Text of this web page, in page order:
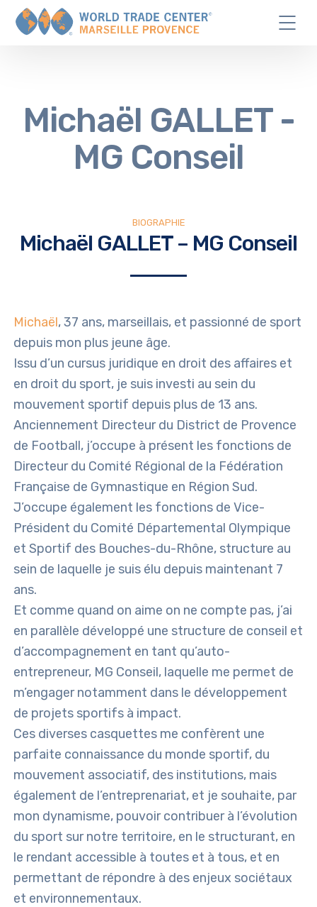
Michaël GALLET -
MG Conseil
BIOGRAPHIE
Michaël GALLET – MG Conseil
Michaël, 37 ans, marseillais, et passionné de sport
depuis mon plus jeune âge.
Issu d’un cursus juridique en droit des affaires et
en droit du sport, je suis investi au sein du
mouvement sportif depuis plus de 13 ans.
Anciennement Directeur du District de Provence
de Football, j’occupe à présent les fonctions de
Directeur du Comité Régional de la Fédération
Française de Gymnastique en Région Sud.
J’occupe également les fonctions de Vice-
Président du Comité Départemental Olympique
et Sportif des Bouches-du-Rhône, structure au
sein de laquelle je suis élu depuis maintenant 7
ans.
Et comme quand on aime on ne compte pas, j’ai
en parallèle développé une structure de conseil et
d’accompagnement en tant qu’auto-
entrepreneur, MG Conseil, laquelle me permet de
m’engager notamment dans le développement
de projets sportifs à impact.
Ces diverses casquettes me confèrent une
parfaite connaissance du monde sportif, du
mouvement associatif, des institutions, mais
également de l’entreprenariat, et je souhaite, par
mon dynamisme, pouvoir contribuer à l’évolution
du sport sur notre territoire, en le structurant, en
le rendant accessible à toutes et à tous, et en
permettant de répondre à des enjeux sociétaux
et environnementaux.